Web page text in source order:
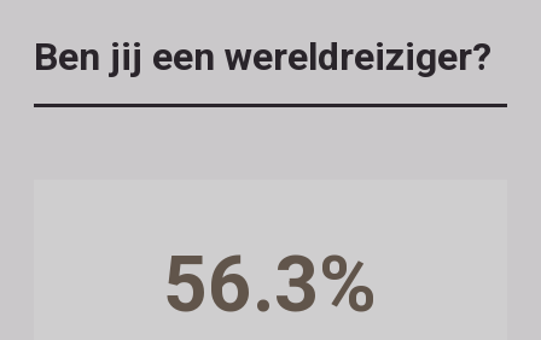
Ben jij een wereldreiziger?
56.3%